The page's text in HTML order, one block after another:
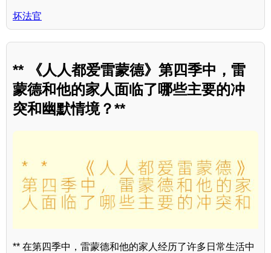
坏法官
** 《人人都爱雷蒙德》第四季中，雷
蒙德和他的家人面临了哪些主要的冲
突和幽默情境？**
** 在第四季中，雷蒙德和他的家人经历了许多日常生活中